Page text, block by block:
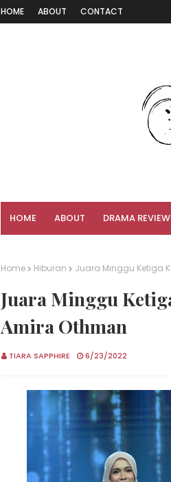
HOME ABOUT CONTACT
HOME ABOUT DRAMA REVIEW
Home Hiburan Juara Minggu Ketiga
Juara Minggu
Amira Othman
TIARA SAPPHIRE 6/23/2022